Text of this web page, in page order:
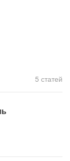
5 статей